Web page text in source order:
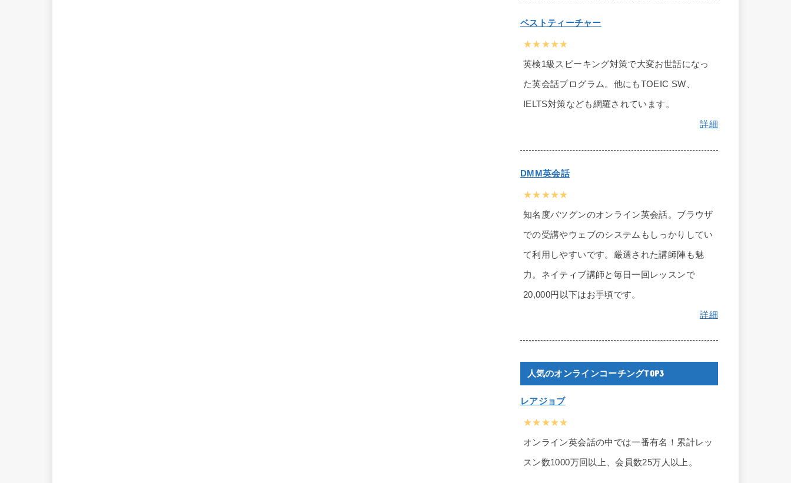
ベストティーチャー
★★★★★
英検1級スピーキング対策で大変お世話になっ
た英会話プログラム。他にもTOEIC SW、
IELTS対策なども網羅されています。
詳細
DMM英会話
★★★★★
知名度バツグンのオンライン英会話。ブラウザ
での受講やウェブのシステムもしっかりしてい
て利用しやすいです。厳選された講師陣も魅
力。ネイティブ講師と毎日一回レッスンで
20,000円以下はお手頃です。
詳細
人気のオンラインコーチングTOP3
レアジョブ
★★★★★
オンライン英会話の中では一番有名！累計レッ
スン数1000万回以上、会員数25万人以上。